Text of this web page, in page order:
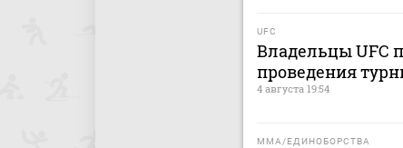
UFC
Владельцы UFC
проведения
4 августа 19:54
MMA/ЕДИНОБОРСТВА